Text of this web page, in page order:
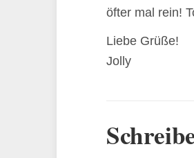
öfter mal rein!
Liebe Grüße!
Jolly